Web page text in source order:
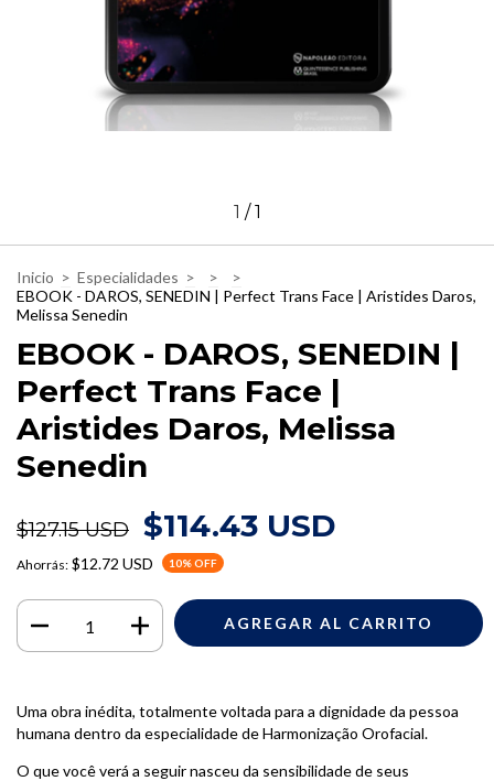
1 /1
Inicio > Especialidades > >
>
EBOOK - DAROS, SENEDIN | Perfect Trans Face | Aristides Daros,
Melissa Senedin
EBOOK - DAROS, SENEDIN |
Perfect Trans Face |
Aristides Daros, Melissa
Senedin
$127.15 USD $114.43 USD
Ahorrás: $12.72 USD 10% OFF
Uma obra inédita, totalmente voltada para a dignidade da pessoa
humana dentro da especialidade de Harmonização Orofacial.
O que você verá a seguir nasceu da sensibilidade de seus